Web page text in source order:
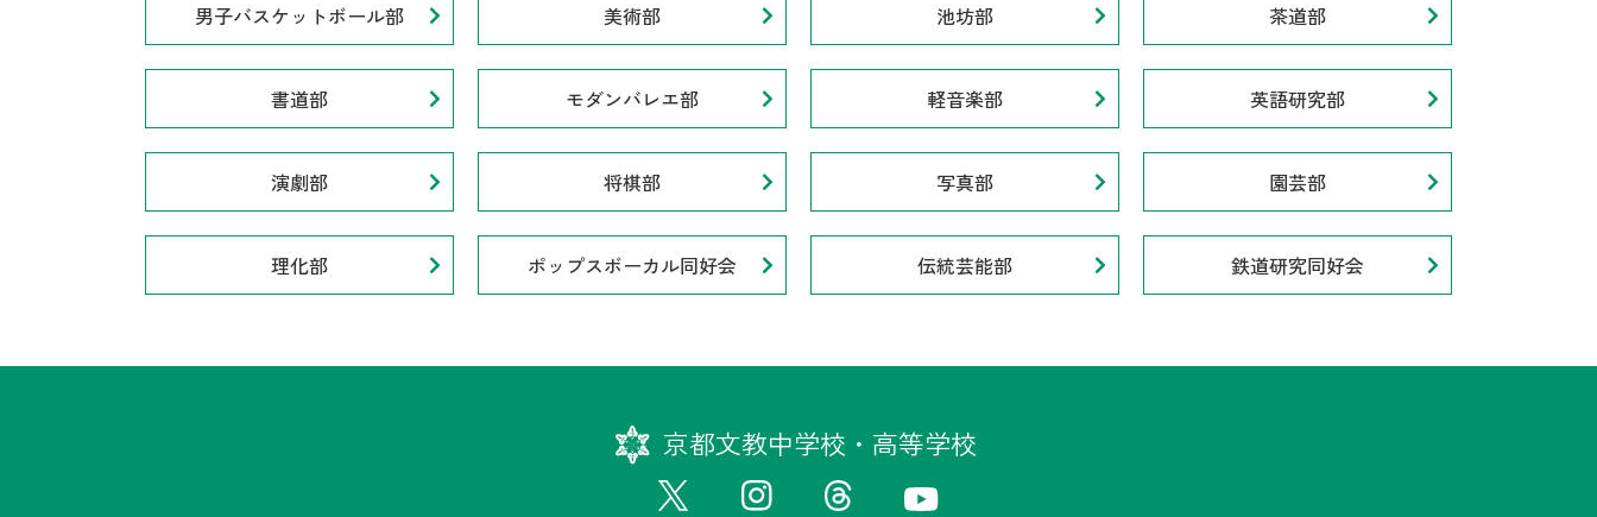
男子バスケットボール部 美術部 池坊部 茶道部
書道部 モダンバレエ部 軽音楽部 英語研究部
演劇部 将棋部 写真部 園芸部
理化部 ポップスボーカル同好会 伝統芸能部 鉄道研究同好会
京都文教中学校・高等学校